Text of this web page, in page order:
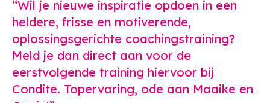
“Wil je nieuwe inspiratie opdoen in een
heldere, frisse en motiverende,
oplossingsgerichte coachingstraining?
Meld je dan direct aan voor de
eerstvolgende training hiervoor bij
Condite. Topervaring, ode aan Maaike en